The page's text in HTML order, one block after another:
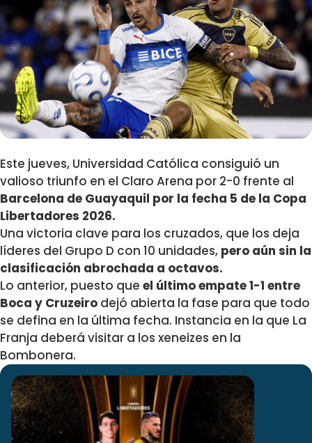
Este jueves, Universidad Católica consiguió un
valioso triunfo en el Claro Arena por 2-0 frente al
Barcelona de Guayaquil por la fecha 5 de la Copa
Libertadores 2026.
Una victoria clave para los cruzados, que los deja
líderes del Grupo D con 10 unidades, pero aún sin la
clasificación abrochada a octavos.
Lo anterior, puesto que el último empate 1-1 entre
Boca y Cruzeiro dejó abierta la fase para que todo
se defina en la última fecha. Instancia en la que La
Franja deberá visitar a los xeneizes en la
Bombonera.